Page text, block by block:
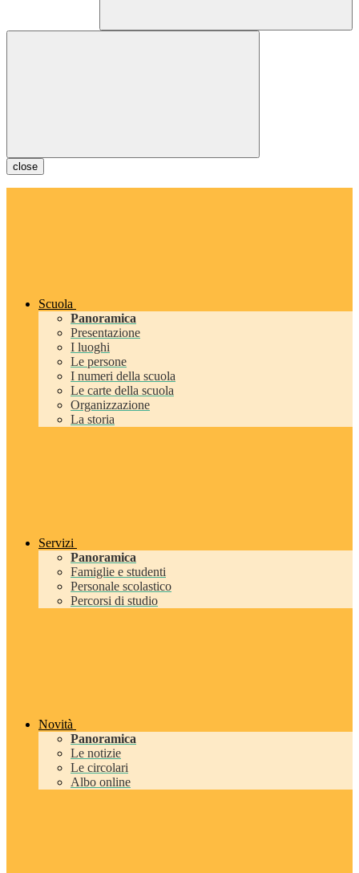
close
Scuola
Panoramica
Presentazione
I luoghi
Le persone
I numeri della scuola
Le carte della scuola
Organizzazione
La storia
Servizi
Panoramica
Famiglie e studenti
Personale scolastico
Percorsi di studio
Novità
Panoramica
Le notizie
Le circolari
Albo online